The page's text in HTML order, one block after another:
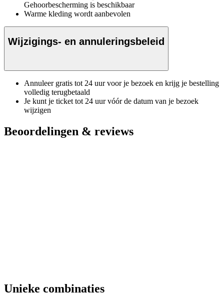
Gehoorbescherming is beschikbaar
Warme kleding wordt aanbevolen
Wijzigings- en annuleringsbeleid
Annuleer gratis tot 24 uur voor je bezoek en krijg je bestelling
volledig terugbetaald
Je kunt je ticket tot 24 uur vóór de datum van je bezoek
wijzigen
Beoordelingen & reviews
Unieke combinaties